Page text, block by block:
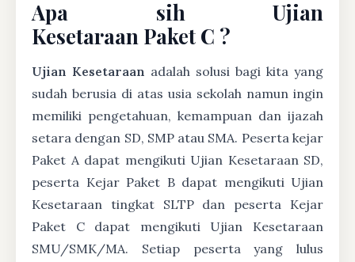
Apa sih Ujian
Kesetaraan Paket C ?
Ujian Kesetaraan adalah solusi bagi kita yang
sudah berusia di atas usia sekolah namun ingin
memiliki pengetahuan, kemampuan dan ijazah
setara dengan SD, SMP atau SMA. Peserta kejar
Paket A dapat mengikuti Ujian Kesetaraan SD,
peserta Kejar Paket B dapat mengikuti Ujian
Kesetaraan tingkat SLTP dan peserta Kejar
Paket C dapat mengikuti Ujian Kesetaraan
SMU/SMK/MA. Setiap peserta yang lulus